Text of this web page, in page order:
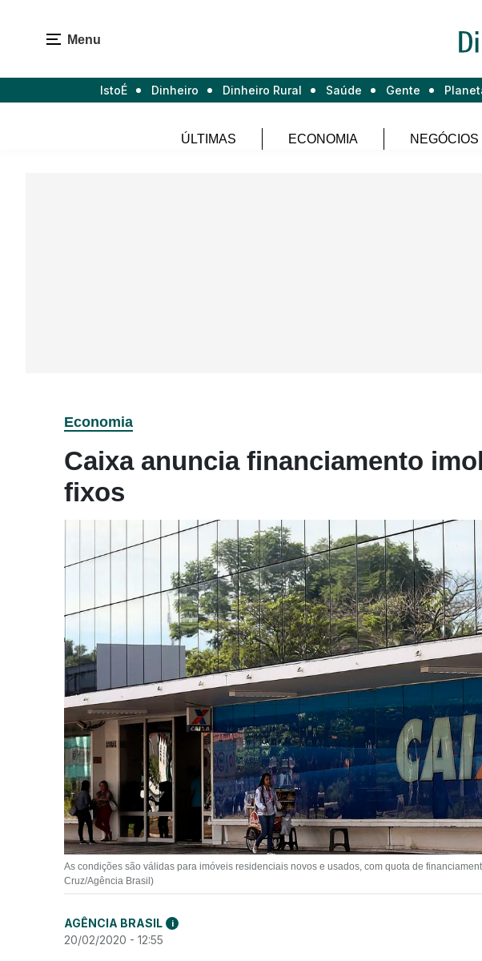
Menu
IstoÉ Dinheiro Dinheiro Rural Saúde Gente
ÚLTIMAS ECONOMIA NEGÓCIOS
Economia
Caixa anuncia financiamento
fixos
As condições são válidas para imóveis residenciais novos e usados, com quota de
Cruz/Agência Brasil)
AGÊNCIA BRASIL i
20/02/2020 - 12:55